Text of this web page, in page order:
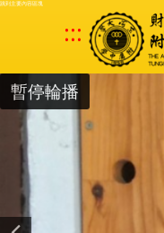
跳到主要內容區塊
:::
暫停輪播